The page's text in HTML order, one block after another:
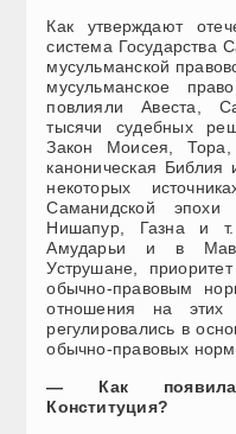
Как утверждают
система Государства
мусульманской
мусульманское
повлияли Авеста,
тысячи судебных
Закон Моисея, Тора,
каноническая
некоторых
Саманидской эпохи
Нишапур, Газна и
Амударьи и в
Уструшане,
обычно-правовым
отношения на этих
регулировались в
обычно-правовых
— Как
Конституция?